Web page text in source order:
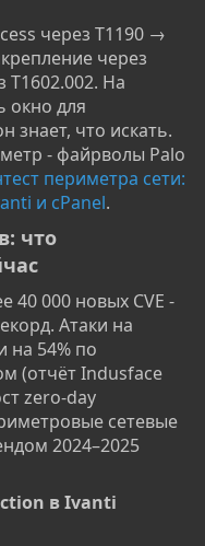
через T1190 →
через
T1602.002. На
окно для
знает, что искать.
- файрволы Palo
периметра сети:
и cPanel.
что
40 000 новых CVE -
Атаки на
на 54% по
(отчёт Indusface
zero-day
сетевые
2024–2025
в Ivanti